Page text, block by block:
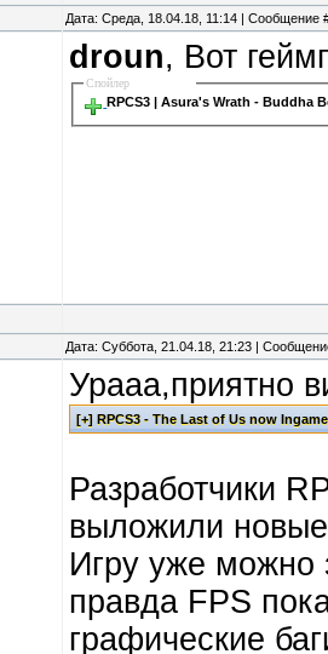
Дата: Среда, 18.04.18, 11:14 | Сообщение
droun, Вот
Спойлер
RPCS3 | Asura's Wrath - Buddha
Дата: Суббота, 21.04.18, 21:23 |
Урааа,приятно
Разработчики
выложили
Игру уже можно
правда FPS
графические